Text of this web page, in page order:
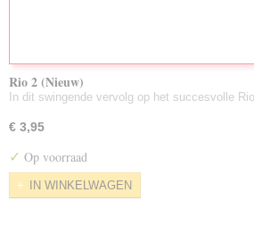
Rio 2 (Nieuw)
In dit swingende vervolg op het succesvolle
€ 3,95
✓ Op voorraad
IN WINKELWAGEN